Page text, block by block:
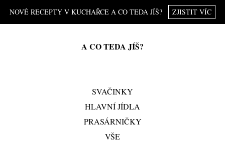
NOVÉ RECEPTY V KUCHAŘCE A CO TEDA JÍŠ? ZJISTIT VÍC
A CO TEDA JÍŠ?
SVAČINKY
HLAVNÍ JÍDLA
PRASÁRNIČKY
VŠE